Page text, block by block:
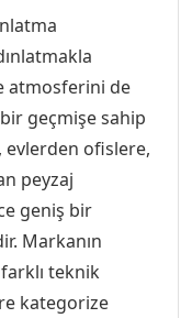
Audio Villa Görüntülü Sistemler
Audio Yan Sıra Butonlu Zil
Dedektör Ve Vanalar
Görüntülü Diafon Kapakları
Telefon Santralleri
atmosferini de
geçmişe sahip
evlerden ofislere,
peyzaj
geniş bir
Markanın
teknik
kategorize